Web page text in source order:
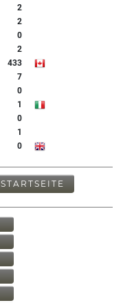
2
2
0
2
433
7
0
1
0
1
0
STARTSEITE